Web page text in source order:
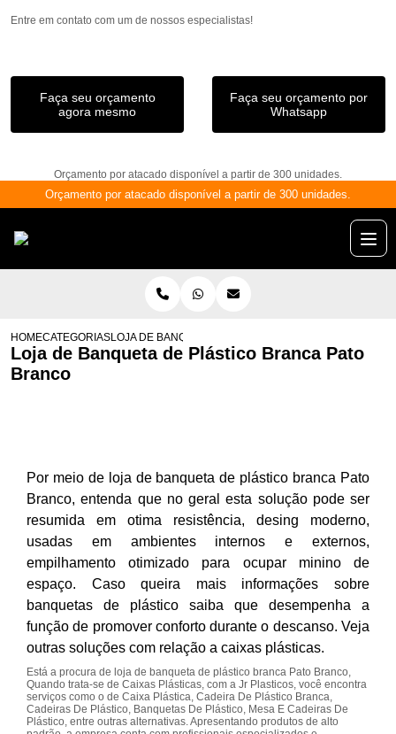
Entre em contato com um de nossos especialistas!
Faça seu orçamento
agora mesmo
Faça seu orçamento por
Whatsapp
Orçamento por atacado disponível a partir de 300 unidades.
Orçamento por atacado disponível a partir de 300 unidades.
HOMECATEGORIASLOJA DE BANQUETA DE PLÁSTICO BRANCA PATO
Loja de Banqueta de Plástico Branca Pato
Branco
Por meio de loja de banqueta de plástico branca Pato
Branco, entenda que no geral esta solução pode ser
resumida em otima resistência, desing moderno,
usadas em ambientes internos e externos,
empilhamento otimizado para ocupar minino de
espaço. Caso queira mais informações sobre
banquetas de plástico saiba que desempenha a
função de promover conforto durante o descanso. Veja
outras soluções com relação a caixas plásticas.
Está a procura de loja de banqueta de plástico branca Pato Branco,
Quando trata-se de Caixas Plásticas, com a Jr Plasticos, você encontra
serviços como o de Caixa Plástica, Cadeira De Plástico Branca,
Cadeiras De Plástico, Banquetas De Plástico, Mesa E Cadeiras De
Plástico, entre outras alternativas. Apresentando produtos de alto